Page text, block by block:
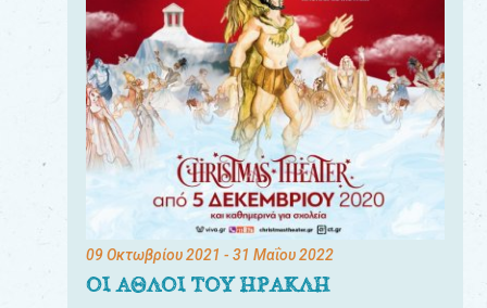
09 Οκτωβρίου 2021 - 31 Μαΐου 2022
ΟΙ ΑΘΛΟΙ ΤΟΥ ΗΡΑΚΛΗ